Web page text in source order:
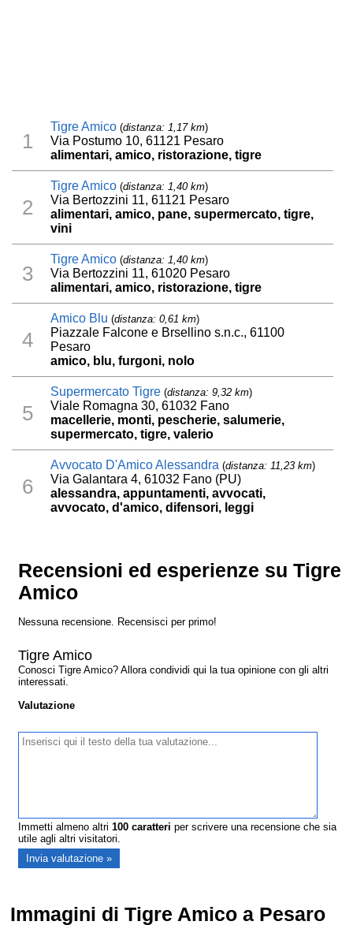
1
Tigre Amico (distanza: 1,17 km)
Via Postumo 10, 61121 Pesaro
alimentari, amico, ristorazione, tigre
2
Tigre Amico (distanza: 1,40 km)
Via Bertozzini 11, 61121 Pesaro
alimentari, amico, pane, supermercato, tigre,
vini
3
Tigre Amico (distanza: 1,40 km)
Via Bertozzini 11, 61020 Pesaro
alimentari, amico, ristorazione, tigre
4
Amico Blu (distanza: 0,61 km)
Piazzale Falcone e Brsellino s.n.c., 61100
Pesaro
amico, blu, furgoni, nolo
5
Supermercato Tigre (distanza: 9,32 km)
Viale Romagna 30, 61032 Fano
macellerie, monti, pescherie, salumerie,
supermercato, tigre, valerio
6
Avvocato D'Amico Alessandra (distanza: 11,23 km)
Via Galantara 4, 61032 Fano (PU)
alessandra, appuntamenti, avvocati,
avvocato, d'amico, difensori, leggi
Recensioni ed esperienze su Tigre
Amico
Nessuna recensione. Recensisci per primo!
Tigre Amico
Conosci Tigre Amico? Allora condividi qui la tua opinione con gli altri
interessati.
Valutazione
Immetti almeno altri100 caratteri per scrivere una recensione che sia
utile agli altri visitatori.
Immagini di Tigre Amico a Pesaro